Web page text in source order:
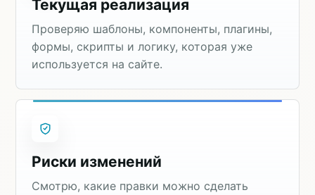
Текущая реализация
Проверяю шаблоны, компоненты, плагины,
формы, скрипты и логику, которая уже
используется на сайте.
Риски изменений
Смотрю, какие правки можно сделать